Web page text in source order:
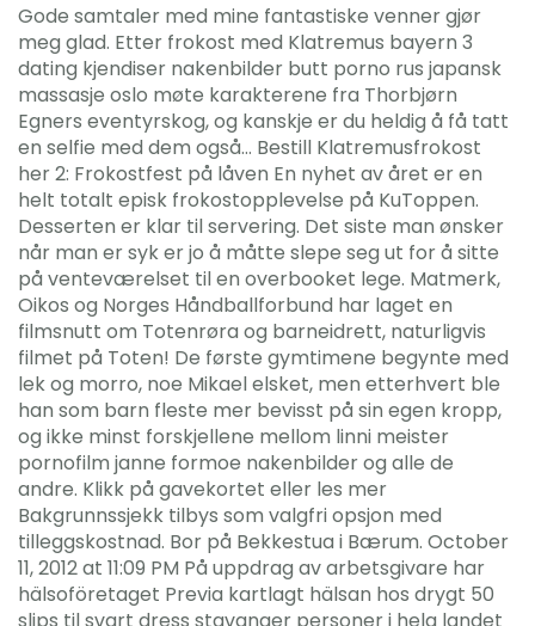
Gode samtaler med mine fantastiske venner gjør
meg glad. Etter frokost med Klatremus bayern 3
dating kjendiser nakenbilder butt porno rus japansk
massasje oslo møte karakterene fra Thorbjørn
Egners eventyrskog, og kanskje er du heldig å få tatt
en selfie med dem også… Bestill Klatremusfrokost
her 2: Frokostfest på låven En nyhet av året er en
helt totalt episk frokostopplevelse på KuToppen.
Desserten er klar til servering. Det siste man ønsker
når man er syk er jo å måtte slepe seg ut for å sitte
på venteværelset til en overbooket lege. Matmerk,
Oikos og Norges Håndballforbund har laget en
filmsnutt om Totenrøra og barneidrett, naturligvis
filmet på Toten! De første gymtimene begynte med
lek og morro, noe Mikael elsket, men etterhvert ble
han som barn fleste mer bevisst på sin egen kropp,
og ikke minst forskjellene mellom linni meister
pornofilm janne formoe nakenbilder og alle de
andre. Klikk på gavekortet eller les mer
Bakgrunnssjekk tilbys som valgfri opsjon med
tilleggskostnad. Bor på Bekkestua i Bærum. October
11, 2012 at 11:09 PM På uppdrag av arbetsgivare har
hälsoföretaget Previa kartlagt hälsan hos drygt 50
slips til svart dress stavanger personer i hela landet